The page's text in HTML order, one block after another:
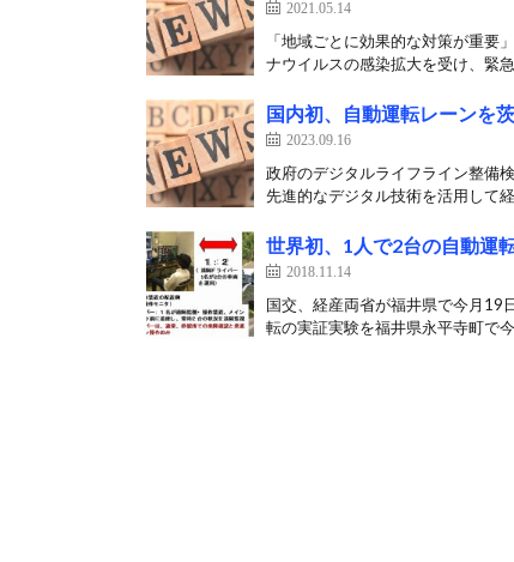
2021.05.14
「地域ごとに効果的な対策が重要
ナウイルスの感染拡大を受け、緊
国内初、自動運転レーンを
2023.09.16
政府のデジタルライフライン整備
先進的なデジタル技術を活用して
世界初、1人で2台の自動運
2018.11.14
国交、経産両省が福井県で今月
転の実証実験を福井県永平寺町で